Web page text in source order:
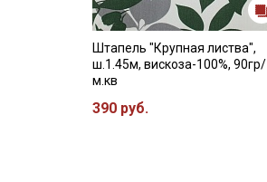
Штапель "Крупная листва",
ш.1.45м, вискоза-100%, 90гр/
м.кв
390 руб.